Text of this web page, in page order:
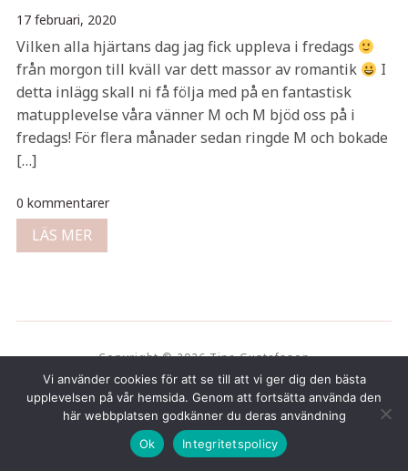
17 februari, 2020
Vilken alla hjärtans dag jag fick uppleva i fredags
från morgon till kväll var dett massor av romantik
I
detta inlägg skall ni få följa med på en fantastisk
matupplevelse våra vänner M och M bjöd oss på i
fredags! För flera månader sedan ringde M och bokade
[…]
0 kommentarer
LÄS MER
Copyright © 2026 Tina Gustafsson
Vi använder cookies för att se till att vi ger dig den bästa
upplevelsen på vår hemsida. Genom att fortsätta använda den
här webbplatsen godkänner du deras användning
Ok
Integritetspolicy